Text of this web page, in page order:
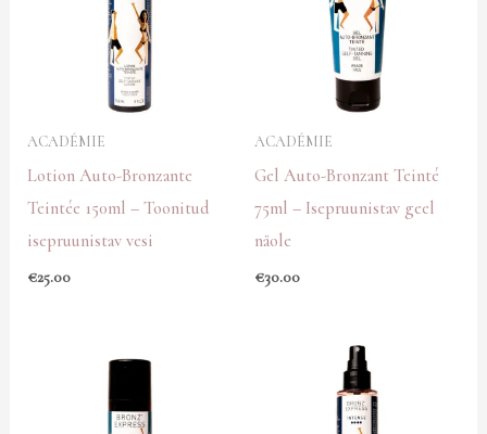
ACADÉMIE
Lotion Auto-Bronzante
Teintée 150ml – Toonitud
isepruunistav vesi
€25.00
ACADÉMIE
Gel Auto-Bronzant Teinté
75ml – Isepruunistav geel
näole
€30.00